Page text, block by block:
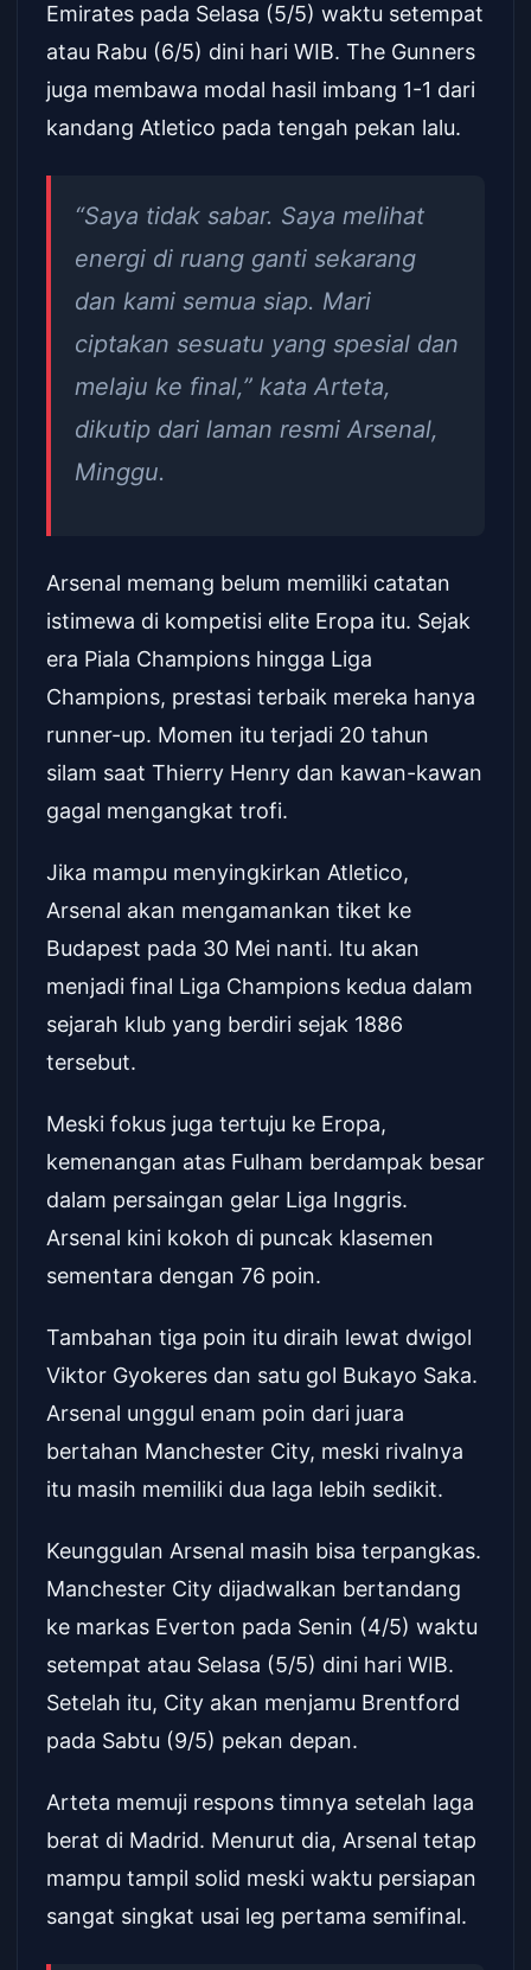
Emirates pada Selasa (5/5) waktu setempat
atau Rabu (6/5) dini hari WIB. The Gunners
juga membawa modal hasil imbang 1-1 dari
kandang Atletico pada tengah pekan lalu.
“Saya tidak sabar. Saya melihat
energi di ruang ganti sekarang
dan kami semua siap. Mari
ciptakan sesuatu yang spesial dan
melaju ke final,” kata Arteta,
dikutip dari laman resmi Arsenal,
Minggu.
Arsenal memang belum memiliki catatan
istimewa di kompetisi elite Eropa itu. Sejak
era Piala Champions hingga Liga
Champions, prestasi terbaik mereka hanya
runner-up. Momen itu terjadi 20 tahun
silam saat Thierry Henry dan kawan-kawan
gagal mengangkat trofi.
Jika mampu menyingkirkan Atletico,
Arsenal akan mengamankan tiket ke
Budapest pada 30 Mei nanti. Itu akan
menjadi final Liga Champions kedua dalam
sejarah klub yang berdiri sejak 1886
tersebut.
Meski fokus juga tertuju ke Eropa,
kemenangan atas Fulham berdampak besar
dalam persaingan gelar Liga Inggris.
Arsenal kini kokoh di puncak klasemen
sementara dengan 76 poin.
Tambahan tiga poin itu diraih lewat dwigol
Viktor Gyokeres dan satu gol Bukayo Saka.
Arsenal unggul enam poin dari juara
bertahan Manchester City, meski rivalnya
itu masih memiliki dua laga lebih sedikit.
Keunggulan Arsenal masih bisa terpangkas.
Manchester City dijadwalkan bertandang
ke markas Everton pada Senin (4/5) waktu
setempat atau Selasa (5/5) dini hari WIB.
Setelah itu, City akan menjamu Brentford
pada Sabtu (9/5) pekan depan.
Arteta memuji respons timnya setelah laga
berat di Madrid. Menurut dia, Arsenal tetap
mampu tampil solid meski waktu persiapan
sangat singkat usai leg pertama semifinal.